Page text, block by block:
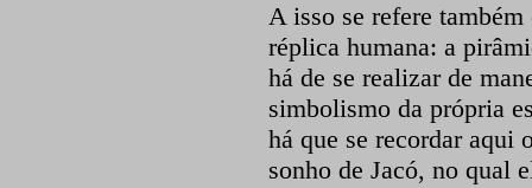
A isso se refere
réplica humana: a
há de se realizar de
simbolismo da própria
há que se recordar aqui
sonho de Jacó, no qual